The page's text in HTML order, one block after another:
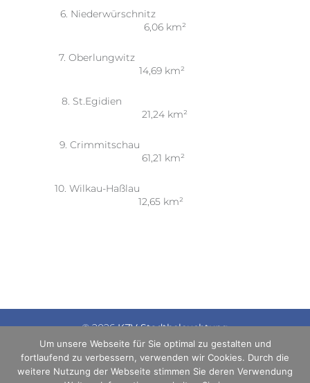
6. Niederwürschnitz
6,06 km²
7. Oberlungwitz
14,69 km²
8. St.Egidien
21,24 km²
9. Crimmitschau
61,21 km²
10. Wilkau-Haßlau
12,65 km²
© 2026KZV Stadtbeleuchtung
Datenschutzerklärung Impressum
Um unsere Webseite für Sie optimal zu gestalten und
fortlaufend zu verbessern, verwenden wir Cookies. Durch die
weitere Nutzung der Webseite stimmen Sie deren Verwendung